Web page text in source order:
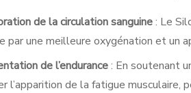
de la circulation sanguine: Le
par une meilleure oxygénation et un
de l’endurance: En soutenant
l’apparition de la fatigue